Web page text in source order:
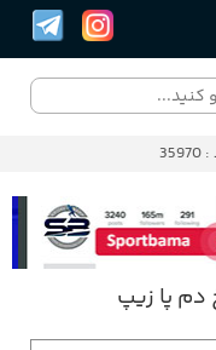
دم پا زیپ